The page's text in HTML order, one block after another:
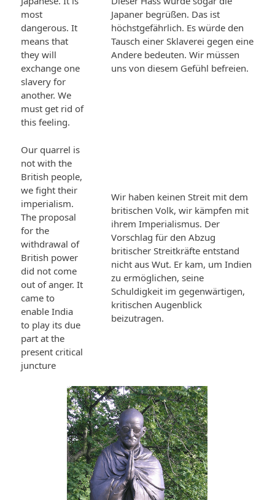
most
dangerous. It
means that
they will
exchange one
slavery for
another. We
must get rid of
this feeling.
Japaner begrüßen. Das ist
höchstgefährlich. Es würde den
Tausch einer Sklaverei gegen eine
Andere bedeuten. Wir müssen
uns von diesem Gefühl befreien.
Our quarrel is
not with the
British people,
we fight their
imperialism.
The proposal
for the
withdrawal of
British power
did not come
out of anger. It
came to
enable India
to play its due
part at the
present critical
juncture
Wir haben keinen Streit mit dem
britischen Volk, wir kämpfen mit
ihrem Imperialismus. Der
Vorschlag für den Abzug
britischer Streitkräfte entstand
nicht aus Wut. Er kam, um Indien
zu ermöglichen, seine
Schuldigkeit im gegenwärtigen,
kritischen Augenblick
beizutragen.